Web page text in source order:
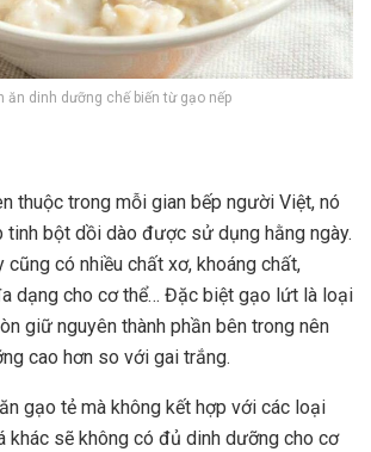
ăn dinh dưỡng chế biến từ gạo nếp
thuộc trong mỗi gian bếp người Việt, nó
tinh bột dồi dào được sử dụng hằng ngày.
cũng có nhiều chất xơ, khoáng chất,
dạng cho cơ thể… Đặc biệt gạo lứt là loại
giữ nguyên thành phần bên trong nên
cao hơn so với gai trắng.
gạo tẻ mà không kết hợp với các loại
khác sẽ không có đủ dinh dưỡng cho cơ